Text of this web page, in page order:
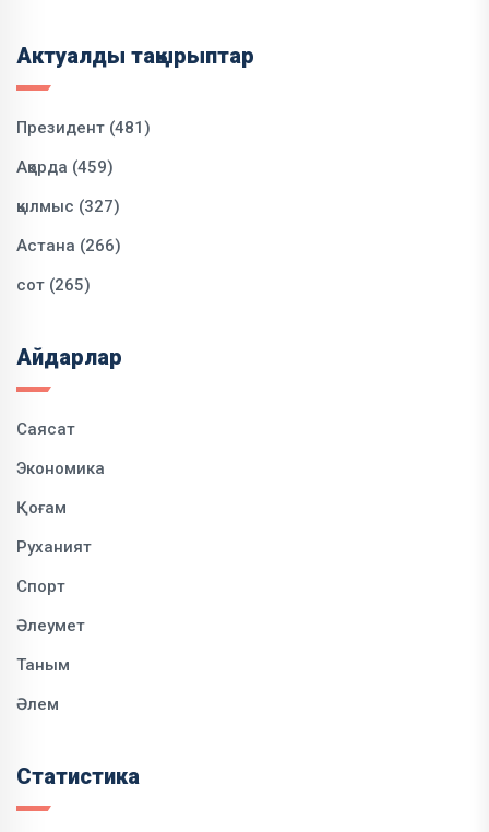
Актуалды тақырыптар
Президент (481)
Ақорда (459)
қылмыс (327)
Астана (266)
сот (265)
Айдарлар
Саясат
Экономика
Қоғам
Руханият
Спорт
Әлеумет
Таным
Әлем
Статистика